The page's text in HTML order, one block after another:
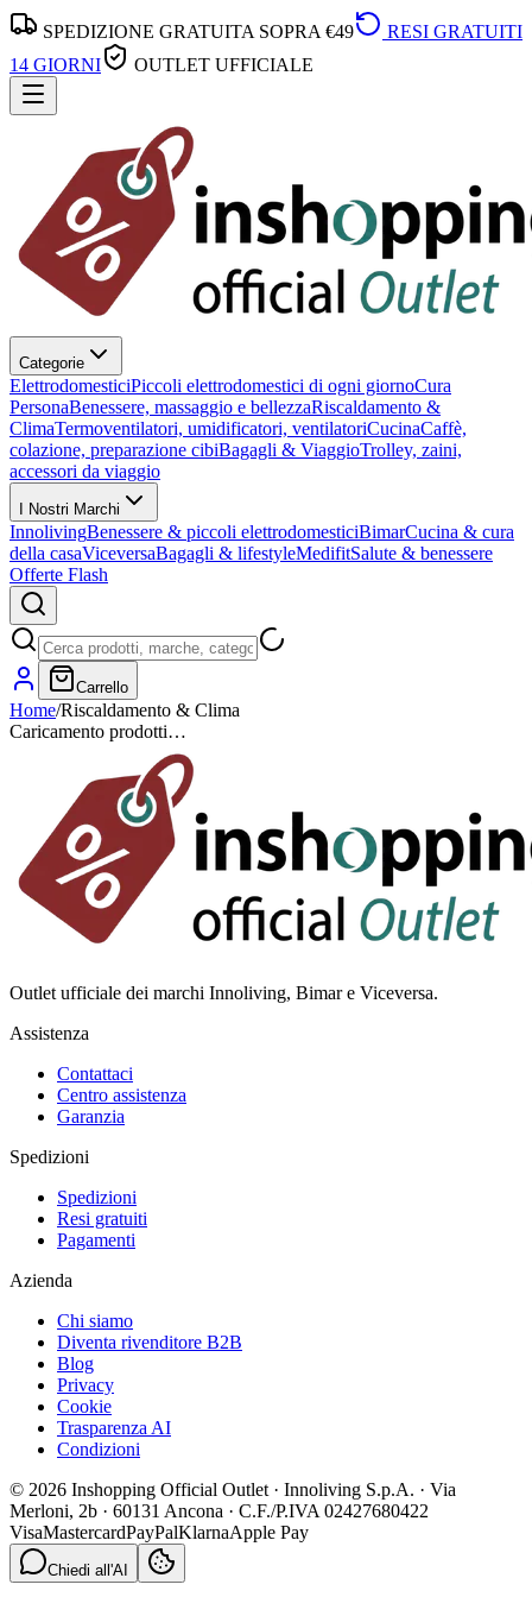
SPEDIZIONE GRATUITA SOPRA €49
RESI GRATUITI
14 GIORNI
OUTLET UFFICIALE
Categorie
ElettrodomesticiPiccoli elettrodomestici di ogni giornoCura
PersonaBenessere, massaggio e bellezzaRiscaldamento &
ClimaTermoventilatori, umidificatori, ventilatoriCucinaCaffè,
colazione, preparazione cibiBagagli & ViaggioTrolley, zaini,
accessori da viaggio
I Nostri Marchi
InnolivingBenessere & piccoli elettrodomesticiBimarCucina & cura
della casaViceversaBagagli & lifestyleMedifitSalute & benessere
Offerte Flash
Carrello
Home/Riscaldamento & Clima
Caricamento prodotti…
Outlet ufficiale dei marchi Innoliving, Bimar e Viceversa.
Assistenza
Contattaci
Centro assistenza
Garanzia
Spedizioni
Spedizioni
Resi gratuiti
Pagamenti
Azienda
Chi siamo
Diventa rivenditore B2B
Blog
Privacy
Cookie
Trasparenza AI
Condizioni
© 2026 Inshopping Official Outlet · Innoliving S.p.A. · Via
Merloni, 2b · 60131 Ancona · C.F./P.IVA 02427680422
VisaMastercardPayPalKlarnaApple Pay
Chiedi all'AI